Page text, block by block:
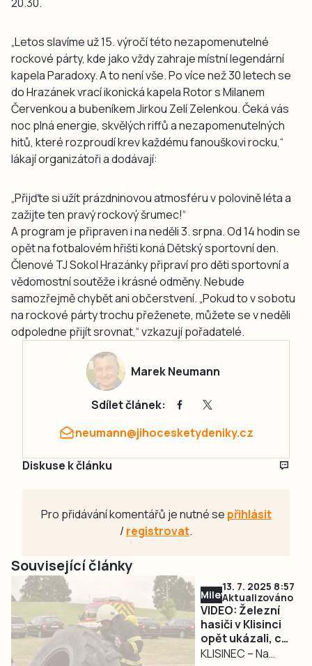
„Letos slavíme už 15. výročí této nezapomenutelné
rockové párty, kde jako vždy zahraje místní legendární
kapela Paradoxy. A to není vše. Po více než 30 letech se
do Hrazánek vrací ikonická kapela Rotor s Milanem
Červenkou a bubeníkem Jirkou Zelí Zelenkou. Čeká vás
noc plná energie, skvělých riffů a nezapomenutelných
hitů, které rozproudí krev každému fanouškovi rocku,“
lákají organizátoři a dodávají:
„Přijďte si užít prázdninovou atmosféru v polovině léta a
zažijte ten pravý rockový šrumec!“
A program je připraven i na neděli 3. srpna. Od 14 hodin se
opět na fotbalovém hřišti koná Dětský sportovní den.
Členové TJ Sokol Hrazánky připraví pro děti sportovní a
vědomostní soutěže i krásné odměny. Nebude
samozřejmě chybět ani občerstvení. „Pokud to v sobotu
na rockové párty trochu přeženete, můžete se v neděli
odpoledne přijít srovnat,“ vzkazují pořadatelé.
Marek Neumann
Sdílet článek:
neumann@jihocesketydeniky.cz
Diskuse k článku
Pro přidávání komentářů je nutné se přihlásit
/registrovat.
Související články
Milevsko
13. 7. 2025 8:57
Aktualizováno
VIDEO: Železní
hasiči v Klisinci
opět ukázali, co
v nich je.
KLISINEC – Na